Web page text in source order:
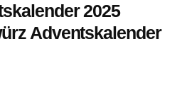
2025
Adventskalender